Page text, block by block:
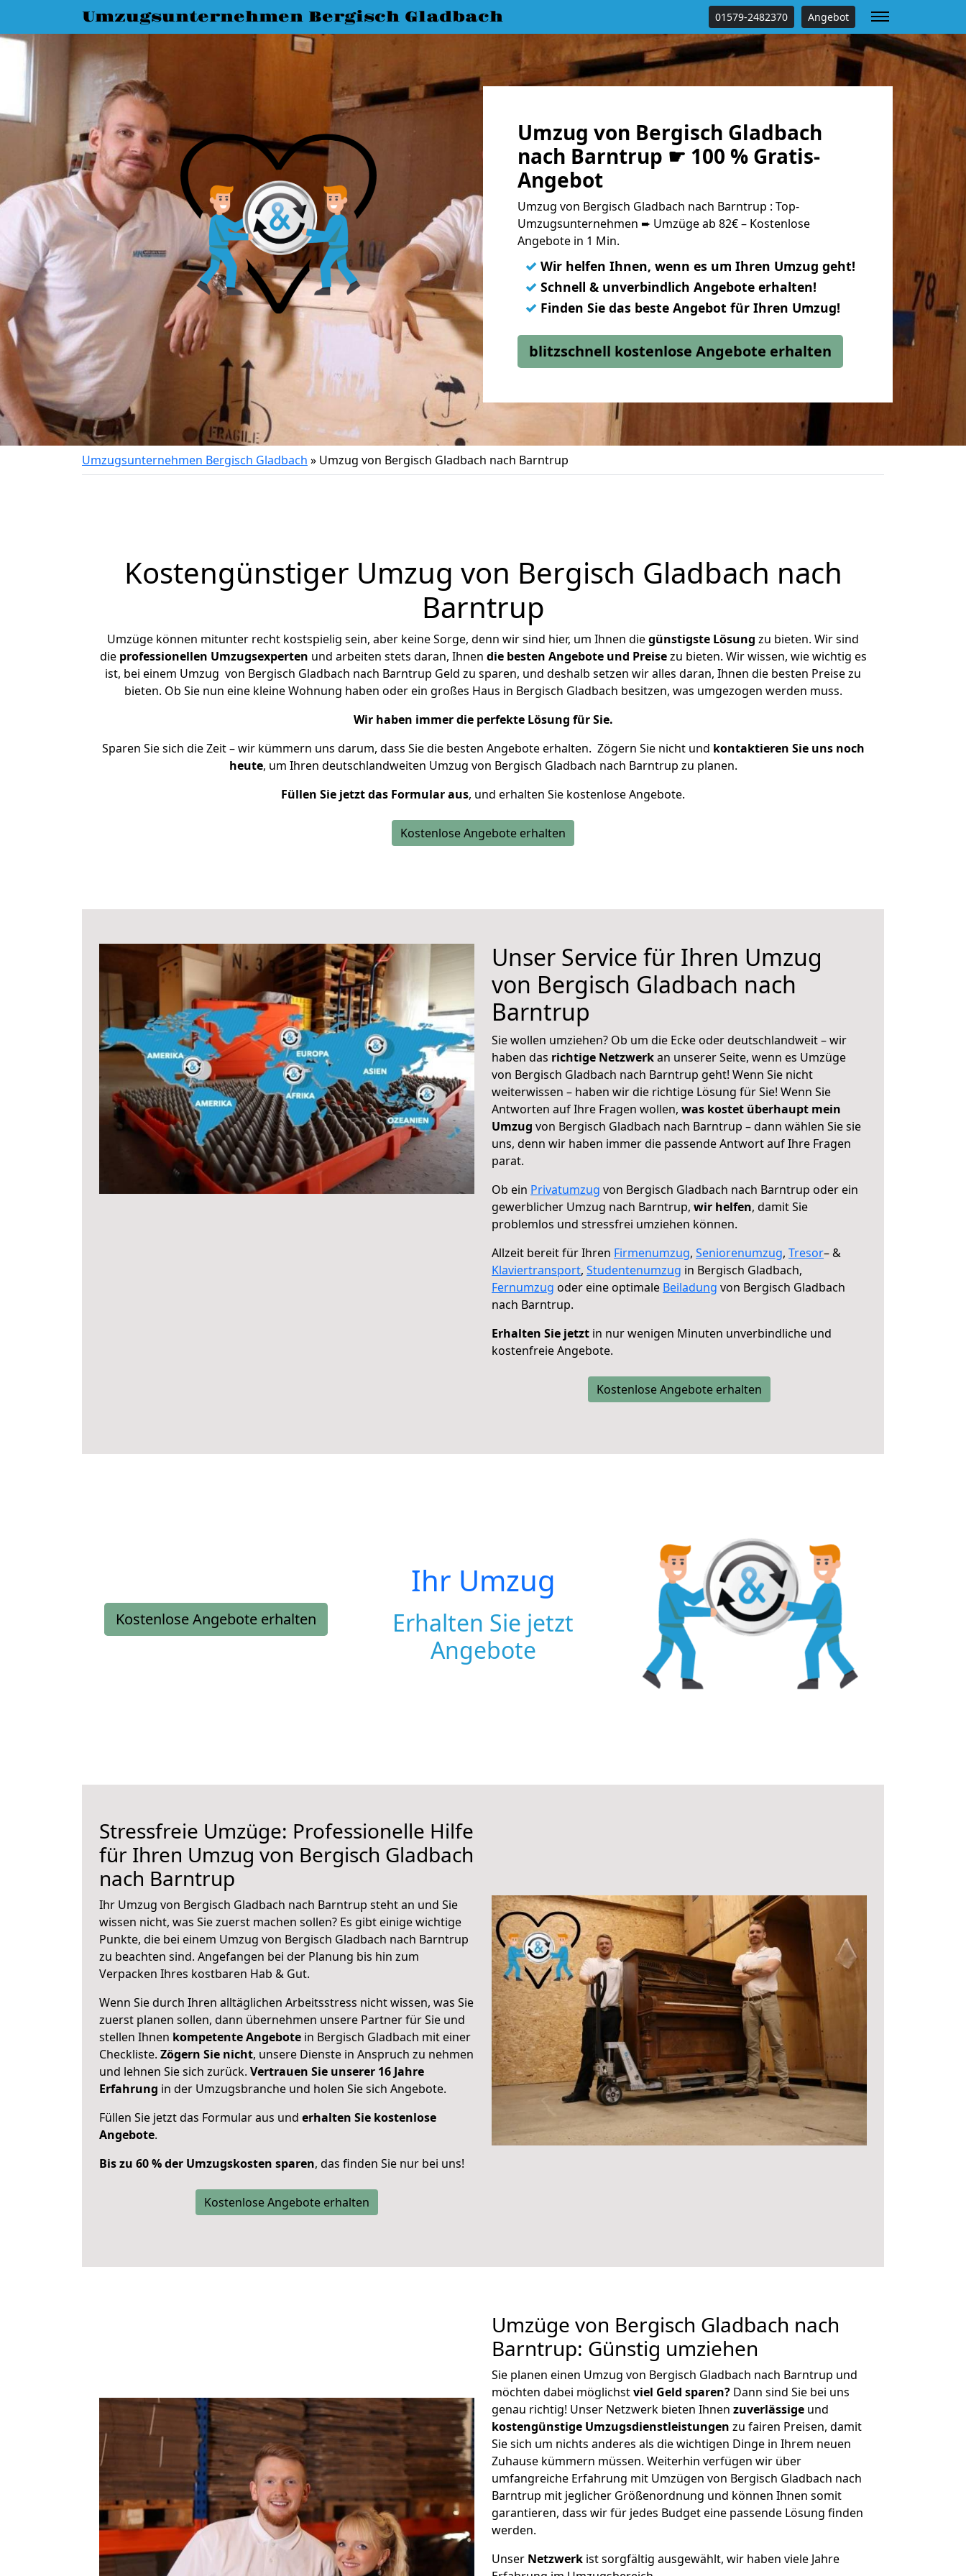
Umzugsunternehmen Bergisch Gladbach 01579-2482370 Angebot
Umzug von Bergisch Gladbach
nach Barntrup ☛ 100 % Gratis-
Angebot
Umzug von Bergisch Gladbach nach Barntrup : Top-
Umzugsunternehmen ➨ Umzüge ab 82€ – Kostenlose
Angebote in 1 Min.
✓ Wir helfen Ihnen, wenn es um Ihren Umzug geht!
✓ Schnell & unverbindlich Angebote erhalten!
✓ Finden Sie das beste Angebot für Ihren Umzug!
blitzschnell kostenlose Angebote erhalten
Umzugsunternehmen Bergisch Gladbach » Umzug von Bergisch Gladbach nach Barntrup
Kostengünstiger Umzug von Bergisch Gladbach nach
Barntrup
Umzüge können mitunter recht kostspielig sein, aber keine Sorge, denn wir sind hier, um Ihnen diegünstigste Lösung zu bieten. Wir sind
die professionellen Umzugsexperten und arbeiten stets daran, Ihnen die besten Angebote und Preisezu bieten. Wir wissen, wie wichtig es
ist, bei einem Umzug von Bergisch Gladbach nach Barntrup Geld zu sparen, und deshalb setzen wir alles daran, Ihnen die besten Preise zu
bieten. Ob Sie nun eine kleine Wohnung haben oder ein großes Haus in Bergisch Gladbach besitzen, was umgezogen werden muss.
Wir haben immer die perfekte Lösung für Sie.
Sparen Sie sich die Zeit – wir kümmern uns darum, dass Sie die besten Angebote erhalten. Zögern Sie nicht und kontaktieren Sie uns noch
heute, um Ihren deutschlandweiten Umzug von Bergisch Gladbach nach Barntrup zu planen.
Füllen Sie jetzt das Formular aus, und erhalten Sie kostenlose Angebote.
Kostenlose Angebote erhalten
Unser Service für Ihren Umzug
von Bergisch Gladbach nach
Barntrup
Sie wollen umziehen? Ob um die Ecke oder deutschlandweit – wir
haben das richtige Netzwerkan unserer Seite, wenn es Umzüge
von Bergisch Gladbach nach Barntrup geht! Wenn Sie nicht
weiterwissen – haben wir die richtige Lösung für Sie! Wenn Sie
Antworten auf Ihre Fragen wollen, was kostet überhaupt mein
Umzug von Bergisch Gladbach nach Barntrup – dann wählen Sie sie
uns, denn wir haben immer die passende Antwort auf Ihre Fragen
parat.
Ob ein Privatumzug von Bergisch Gladbach nach Barntrup oder ein
gewerblicher Umzug nach Barntrup, wir helfen, damit Sie
problemlos und stressfrei umziehen können.
Allzeit bereit für Ihren Firmenumzug, Seniorenumzug, Tresor– &
Klaviertransport, Studentenumzug in Bergisch Gladbach,
Fernumzug oder eine optimale Beiladung von Bergisch Gladbach
nach Barntrup.
Erhalten Sie jetzt in nur wenigen Minuten unverbindliche und
kostenfreie Angebote.
Kostenlose Angebote erhalten
Kostenlose Angebote erhalten
Ihr Umzug
Erhalten Sie jetzt
Angebote
Stressfreie Umzüge: Professionelle Hilfe
für Ihren Umzug von Bergisch Gladbach
nach Barntrup
Ihr Umzug von Bergisch Gladbach nach Barntrup steht an und Sie
wissen nicht, was Sie zuerst machen sollen? Es gibt einige wichtige
Punkte, die bei einem Umzug von Bergisch Gladbach nach Barntrup
zu beachten sind. Angefangen bei der Planung bis hin zum
Verpacken Ihres kostbaren Hab & Gut.
Wenn Sie durch Ihren alltäglichen Arbeitsstress nicht wissen, was Sie
zuerst planen sollen, dann übernehmen unsere Partner für Sie und
stellen Ihnen kompetente Angebote in Bergisch Gladbach mit einer
Checkliste. Zögern Sie nicht, unsere Dienste in Anspruch zu nehmen
und lehnen Sie sich zurück. Vertrauen Sie unserer 16 Jahre
Erfahrung in der Umzugsbranche und holen Sie sich Angebote.
Füllen Sie jetzt das Formular aus und erhalten Sie kostenlose
Angebote.
Bis zu 60 % der Umzugskosten sparen, das finden Sie nur bei uns!
Kostenlose Angebote erhalten
Umzüge von Bergisch Gladbach nach
Barntrup: Günstig umziehen
Sie planen einen Umzug von Bergisch Gladbach nach Barntrup und
möchten dabei möglichstviel Geld sparen? Dann sind Sie bei uns
genau richtig! Unser Netzwerk bieten Ihnen zuverlässige und
kostengünstige Umzugsdienstleistungen zu fairen Preisen, damit
Sie sich um nichts anderes als die wichtigen Dinge in Ihrem neuen
Zuhause kümmern müssen. Weiterhin verfügen wir über
umfangreiche Erfahrung mit Umzügen von Bergisch Gladbach nach
Barntrup mit jeglicher Größenordnung und können Ihnen somit
garantieren, dass wir für jedes Budget eine passende Lösung finden
werden.
Unser Netzwerk ist sorgfältig ausgewählt, wir haben viele Jahre